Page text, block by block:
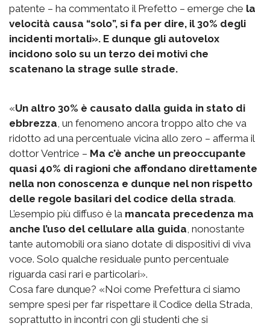
patente – ha commentato il Prefetto – emerge che la
velocità causa “solo”, si fa per dire, il 30% degli
incidenti mortali». E dunque gli autovelox
incidono solo su un terzo dei motivi che
scatenano la strage sulle strade.
«Un altro 30% è causato dalla guida in stato di
ebbrezza , un fenomeno ancora troppo alto che va
ridotto ad una percentuale vicina allo zero – afferma il
dottor Ventrice – Ma c’è anche un preoccupante
quasi 40% di ragioni che affondano direttamente
nella non conoscenza e dunque nel non rispetto
delle regole basilari del codice della strada.
L’esempio più diffuso è la mancata precedenza ma
anche l’uso del cellulare alla guida , nonostante
tante automobili ora siano dotate di dispositivi di viva
voce. Solo qualche residuale punto percentuale
riguarda casi rari e particolari».
Cosa fare dunque? «Noi come Prefettura ci siamo
sempre spesi per far rispettare il Codice della Strada,
soprattutto in incontri con gli studenti che si